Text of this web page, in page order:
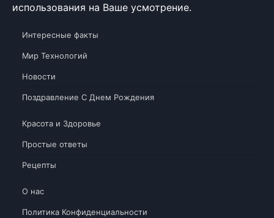
использования на Ваше усмотрение.
Интересные факты
Мир Технологий
Новости
Поздравление С Днем Рождения
Красота и Здоровье
Простые ответы
Рецепты
О нас
Политика Конфиденциальности